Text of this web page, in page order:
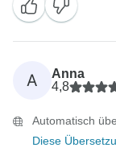
vor den
sagten, ist
ausgelegt, alle
abzudecken.
möchten,
10-tägige
A
Anna
4,8
Automatisch
Diese